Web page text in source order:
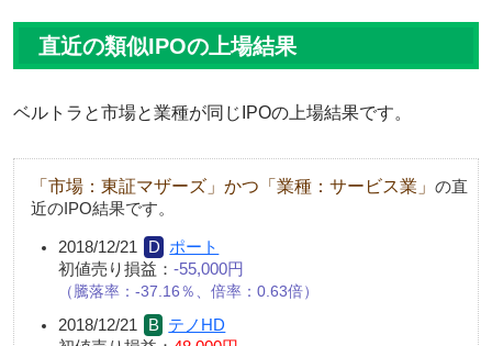
直近の類似IPOの上場結果
ベルトラと市場と業種が同じIPOの上場結果です。
「市場：東証マザーズ」かつ「業種：サービス業」 の直
近のIPO結果です。
2018/12/21
ポート
初値売り損益： -55,000円
騰落率：-37.16％、倍率：0.63倍
2018/12/21
テノHD